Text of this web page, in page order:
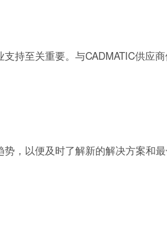
持至关重要。与CADMATIC供应
势，以便及时了解新的解决方案和